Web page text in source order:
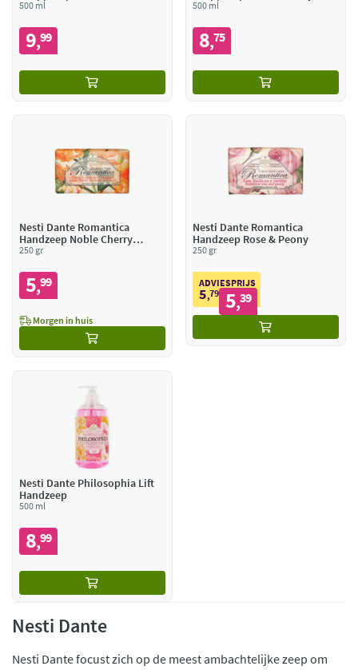
500 ml
9,99
500 ml
8,75
Nesti Dante Romantica
Handzeep Noble Cherry
Blossom & Basil
250 gr
5,99
Morgen in huis
Nesti Dante Romantica
Handzeep Rose & Peony
250 gr
ADVIESPRIJS
5,79 5,39
Nesti Dante Philosophia Lift
Handzeep
500 ml
8,99
Nesti Dante
Nesti Dante focust zich op de meest ambachtelijke zeep om